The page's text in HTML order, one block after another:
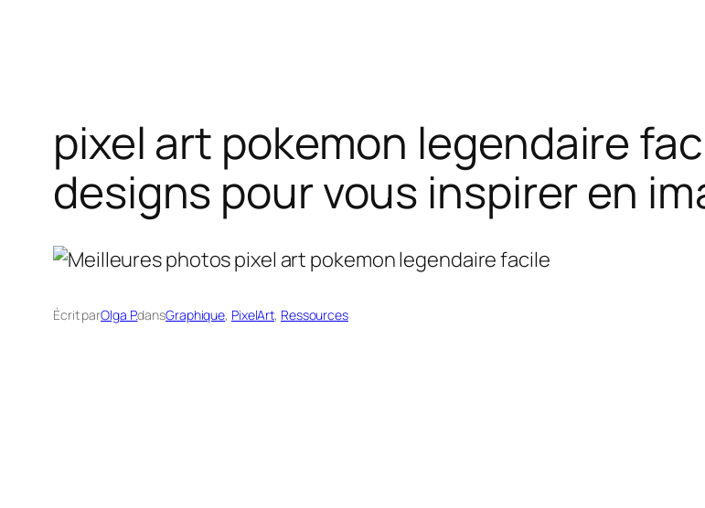
pixel art pokemon legendaire
designs pour vous inspirer en
Écrit parOlga P.dansGraphique, PixelArt, Ressources